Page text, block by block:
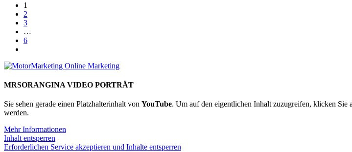
1
2
3
…
6
MRSORANGINA VIDEO PORTRÄT
Sie sehen gerade einen Platzhalterinhalt von YouTube. Um auf den eigentlichen Inhalt zuzugreifen, klicken Sie
werden.
Mehr Informationen
Inhalt entsperren
Erforderlichen Service akzeptieren und Inhalte entsperren